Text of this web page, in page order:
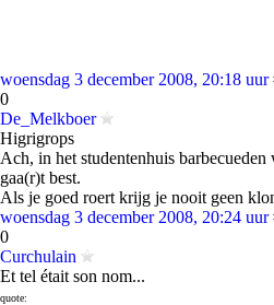
woensdag 3 december 2008, 20:18 uur
0
De_Melkboer
Higrigrops
Ach, in het studentenhuis
gaa(r)t best.
Als je goed roert krijg je nooit geen
woensdag 3 december 2008, 20:24 uur
0
Curchulain
Et tel était son nom...
quote: